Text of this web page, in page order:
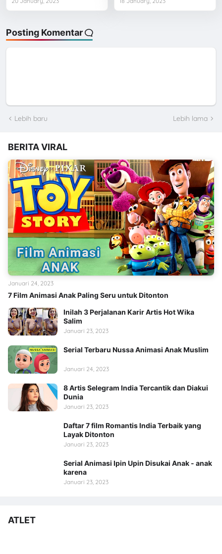
Posting Komentar
Lebih baru Lebih lama
BERITA VIRAL
7 Film Animasi Anak Paling Seru untuk Ditonton
Januari 24, 2023
Inilah 3 Perjalanan Karir Artis Hot Wika
Salim
Januari 23, 2023
Serial Terbaru Nussa Animasi Anak Muslim
Januari 24, 2023
8 Artis Selegram India Tercantik dan Diakui
Dunia
Januari 23, 2023
Daftar 7 film Romantis India Terbaik yang
Layak Ditonton
Januari 23, 2023
Serial Animasi Ipin Upin Disukai Anak - anak
karena
Januari 23, 2023
ATLET